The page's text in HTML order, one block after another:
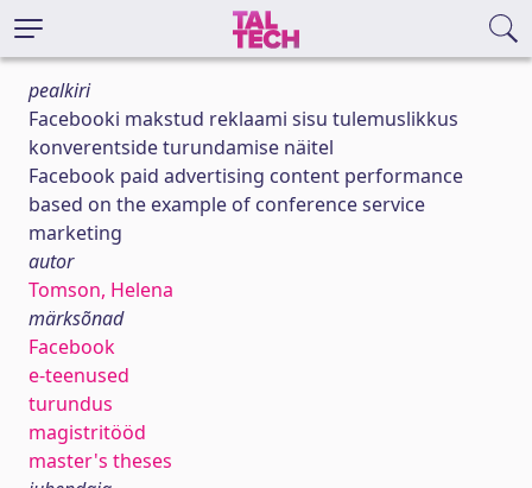
pealkiri
Facebooki makstud reklaami sisu tulemuslikkus
konverentside turundamise näitel
Facebook paid advertising content performance
based on the example of conference service
marketing
autor
Tomson, Helena
märksõnad
Facebook
e-teenused
turundus
magistritööd
master's theses